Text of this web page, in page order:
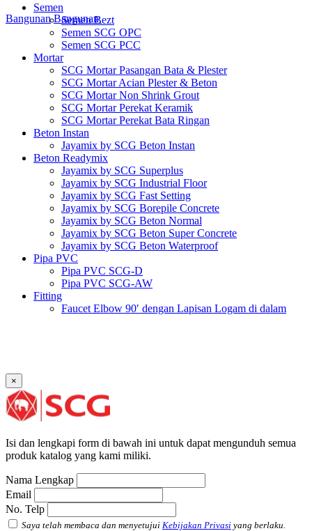
Bangunan Bangunan
Semen
Semen Bezt
Semen SCG OPC
Semen SCG PCC
Mortar
SCG Mortar Pasangan Bata & Plester
SCG Mortar Acian Plester & Beton
SCG Mortar Non Shrink Grout
SCG Mortar Perekat Keramik
SCG Mortar Perekat Bata Ringan
Beton Instan
Jayamix by SCG Beton Instan
Beton Readymix
Jayamix by SCG Superplus
Jayamix by SCG Industrial Floor
Jayamix by SCG Fast Setting
Jayamix by SCG Borepile Concrete
Jayamix by SCG Beton Normal
Jayamix by SCG Beton Super Concrete
Jayamix by SCG Beton Waterproof
Pipa PVC
Pipa PVC SCG-D
Pipa PVC SCG-AW
Fitting
Faucet Elbow 90′ dengan Lapisan Logam di dalam
Plug SCG AW
Shinkolite
Atap Akrilik Shinkolite Shade
×
Isi dan lengkapi form di bawah ini untuk dapat mengunduh semua
produk katalog yang kami miliki.
Nama Lengkap
Email
No. Telp
Saya telah membaca dan menyetujui Kebijakan Privasi yang berlaku.